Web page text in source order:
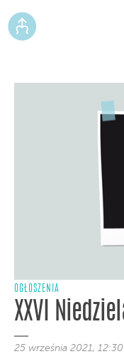
OGŁOSZENIA
XXVI
25 września 2021, 12:30